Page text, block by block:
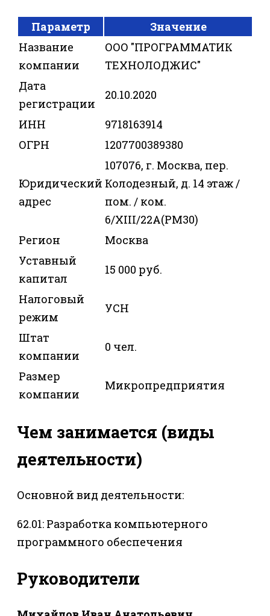
Параметр
Значение
Название
компании
ООО "ПРОГРАММАТИК
ТЕХНОЛОДЖИС"
Дата
регистрации
20.10.2020
ИНН
9718163914
ОГРН
1207700389380
Юридический
адрес
107076, г. Москва, пер.
Колодезный, д. 14 этаж /
пом. / ком.
6/XIII/22А(РМ30)
Регион
Москва
Уставный
капитал
15 000 руб.
Налоговый
режим
УСН
Штат
компании
0 чел.
Размер
компании
Микропредприятия
Чем занимается (виды
деятельности)
Основной вид деятельности:
62.01: Разработка компьютерного
программного обеспечения
Руководители